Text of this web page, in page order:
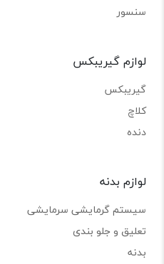
سنسور
لوازم گیریبکس
گیریبکس
کلاچ
دنده
لوازم بدنه
سیستم گرمایشی سرمایشی
تعلیق و جلو بندی
بدنه